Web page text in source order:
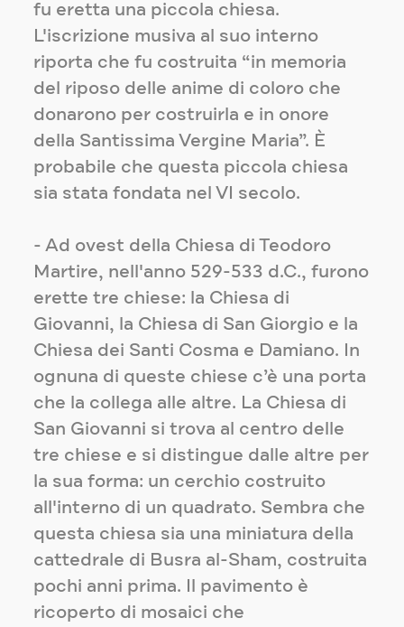
fu eretta una piccola chiesa.
L'iscrizione musiva al suo interno
riporta che fu costruita “in memoria
del riposo delle anime di coloro che
donarono per costruirla e in onore
della Santissima Vergine Maria”. È
probabile che questa piccola chiesa
sia stata fondata nel VI secolo.
- Ad ovest della Chiesa di Teodoro
Martire, nell'anno 529-533 d.C., furono
erette tre chiese: la Chiesa di
Giovanni, la Chiesa di San Giorgio e la
Chiesa dei Santi Cosma e Damiano. In
ognuna di queste chiese c’è una porta
che la collega alle altre. La Chiesa di
San Giovanni si trova al centro delle
tre chiese e si distingue dalle altre per
la sua forma: un cerchio costruito
all'interno di un quadrato. Sembra che
questa chiesa sia una miniatura della
cattedrale di Busra al-Sham, costruita
pochi anni prima. Il pavimento è
ricoperto di mosaici che